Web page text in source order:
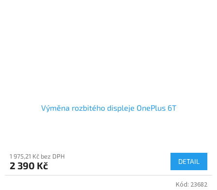
Výměna rozbitého displeje OnePlus 6T
1 975,21 Kč bez DPH
2 390 Kč DETAIL
Kód: 23682